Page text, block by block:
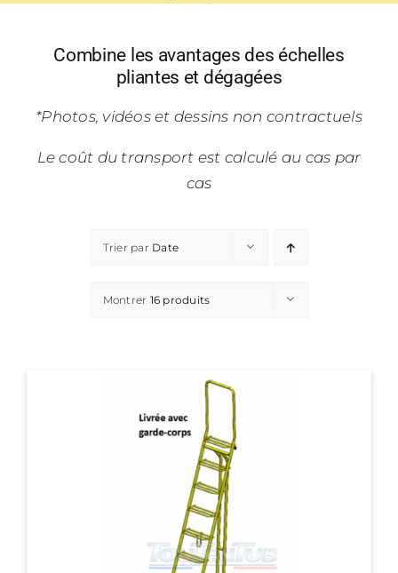
Combine les avantages des échelles
pliantes et dégagées
*Photos, vidéos et dessins non contractuels
Le coût du transport est calculé au cas par
cas
Trier par Date
Montrer 16 produits